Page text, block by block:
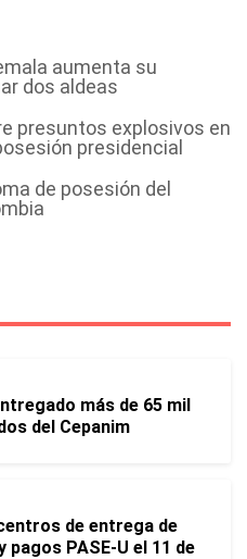
aumenta su
dos aldeas
presuntos explosivos en
presidencial
de posesión del
más de 65 mil
del Cepanim
de entrega de
pagos PASE-U el 11 de